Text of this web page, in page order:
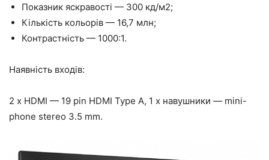
Показник яскравості — 300 кд/м2;
Кількість кольорів — 16,7 млн;
Контрастність — 1000:1.
Наявність входів:
2 x HDMI — 19 pin HDMI Type A, 1 x навушники — mini-
phone stereo 3.5 mm.